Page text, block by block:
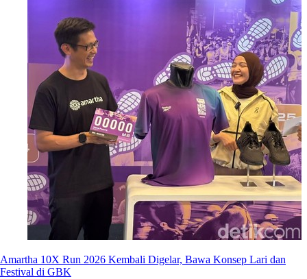
Amartha 10X Run 2026 Kembali Digelar, Bawa Konsep Lari dan
Festival di GBK